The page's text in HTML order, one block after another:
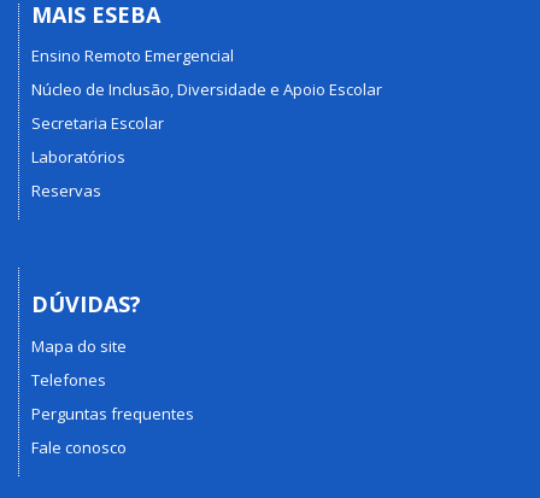
MAIS ESEBA
Ensino Remoto Emergencial
Núcleo de Inclusão, Diversidade e Apoio Escolar
Secretaria Escolar
Laboratórios
Reservas
DÚVIDAS?
Mapa do site
Telefones
Perguntas frequentes
Fale conosco